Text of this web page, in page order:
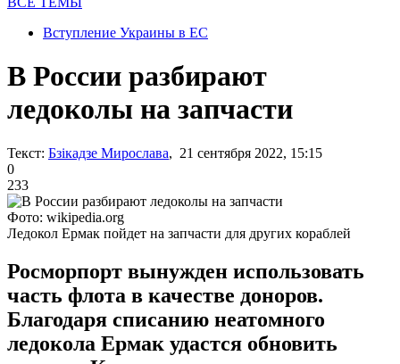
Вступление Украины в ЕС
В России разбирают
ледоколы на запчасти
Текст: Бзікадзе Мирослава, 21 сентября 2022, 15:15
0
233
Фото: wikipedia.org
Ледокол Ермак пойдет на запчасти для других кораблей
Росморпорт вынужден использовать
часть флота в качестве доноров.
Благодаря списанию неатомного
ледокола Ермак удастся обновить